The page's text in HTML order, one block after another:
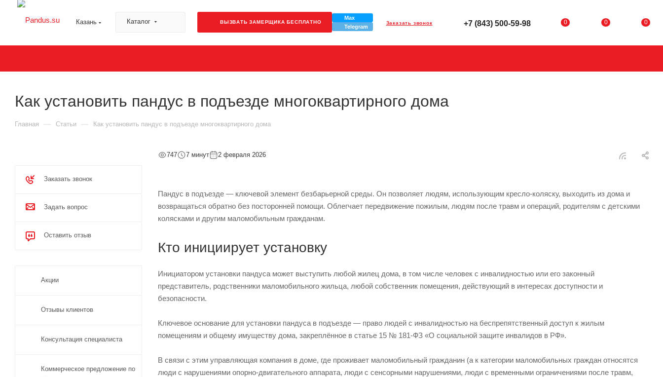
Казань Каталог ВЫЗВАТЬ ЗАМЕРЩИКА БЕСПЛАТНО
Max
Telegram
Заказать звонок +7 (843) 500-59-98 0 0 0
Как установить пандус в подъезде многоквартирного дома
Главная — Статьи — Как установить пандус в подъезде многоквартирного дома
747 7 минут 2 февраля 2026
Пандус в подъезде — ключевой элемент безбарьерной среды. Он позволяет людям, использующим кресло-коляску, выходить из дома и
возвращаться обратно без посторонней помощи. Облегчает передвижение пожилым, людям после травм и операций, родителям с детскими
колясками и другим маломобильным гражданам.
Кто инициирует установку
Инициатором установки пандуса может выступить любой жилец дома, в том числе человек с инвалидностью или его законный
представитель, родственники маломобильного жильца, любой собственник помещения, действующий в интересах доступности и
безопасности.
Ключевое основание для установки пандуса в подъезде — право людей с инвалидностью на беспрепятственный доступ к жилым
помещениям и общему имуществу дома, закреплённое в статье 15 № 181-ФЗ «О социальной защите инвалидов в РФ».
В связи с этим управляющая компания в доме, где проживает маломобильный гражданин (а к категории маломобильных граждан относятся
люди с нарушениями опорно-двигательного аппарата, люди с сенсорными нарушениями, люди с временными ограничениями после травм,
Заказать звонок
Задать вопрос
Оставить отзыв
Акции
Отзывы клиентов
Консультация специалиста
Коммерческое предложение по